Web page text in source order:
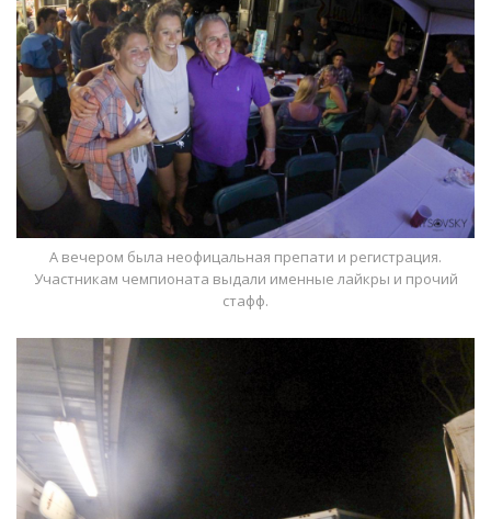
А вечером была неофицальная препати и регистрация.
Участникам чемпионата выдали именные лайкры и прочий
стафф.